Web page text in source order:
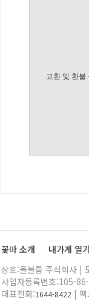
교환 및 환불
꽃마 소개 내가게 열
상호:올블룸 주식회사 |
사업자등록번호:105-
대표전화:1644-8422 |